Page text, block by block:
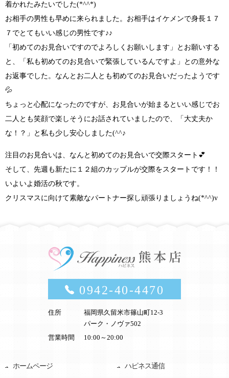
着かれたみたいでした(*^^*)
お相手の男性も早めに来られました。お相手はイケメンで身長１７
７ でとてもいい感じの男性です♪♪
「初めてのお見合いですのでよろしくお願いします」
とお願いする
と、
「私も初めてのお見合いで緊張しているんですよ」
との意外な
お返事でした。なんとお二人とも初めてのお見合いだったようです
💦
ちょっと心配になったのですが、お見合いが始まるといい感じでお
二人とも笑顔で楽しそうにお話されていましたので、
「大丈夫か
な！？」
と私も少し安心しました(^^♪
注目のお見合いは、 なんと初めてのお見合いで交際スタート 💕
そして、 先週も新たに１２組のカップルが交際をスタートです！！
いよいよ婚活の秋です。
クリスマスに向けて素敵なパートナー探し頑張りましょうね(*^^)v
0942-40-4470
住所
福岡県久留米市篠山町12-3
パーク・ノヴァ502
営業時間
10:00～20:00
ホームページ ハピネス通信